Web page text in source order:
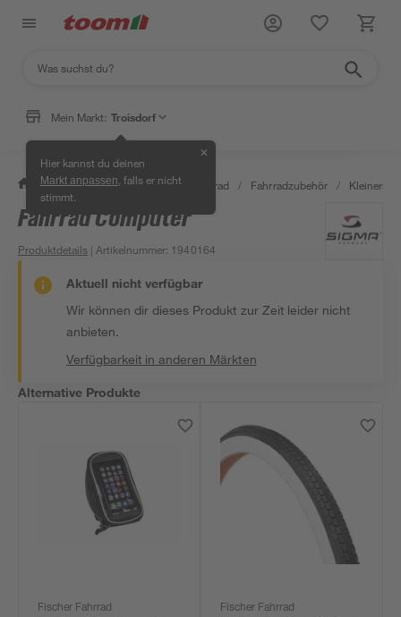
Mein Markt: Troisdorf
Hier kannst du deinen
Markt anpassen , falls er nicht
stimmt.
✕
/ Garten & Freizeit / Auto & Fahrrad / Fahrradzubehör /
Fahrrad Computer
Produktdetails | Artikelnummer: 1940164
Aktuell nicht verfügbar
Wir können dir dieses Produkt zur Zeit leider nicht
anbieten.
Verfügbarkeit in anderen Märkten
Alternative Produkte
Fischer Fahrrad Fischer Fahrrad